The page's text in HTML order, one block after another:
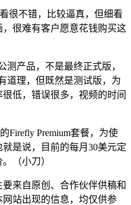
不错，比较逼真，但细看
很难有客户愿意花钱购买这
产品，不是最终正式版，
道理，但既然是测试版，为
低，错误很多，视频的时间
Premium套餐，为使
是说，目前的每月30美元定
（小刀）
来自原创、合作伙伴供稿和
站出现的信息，均仅供参